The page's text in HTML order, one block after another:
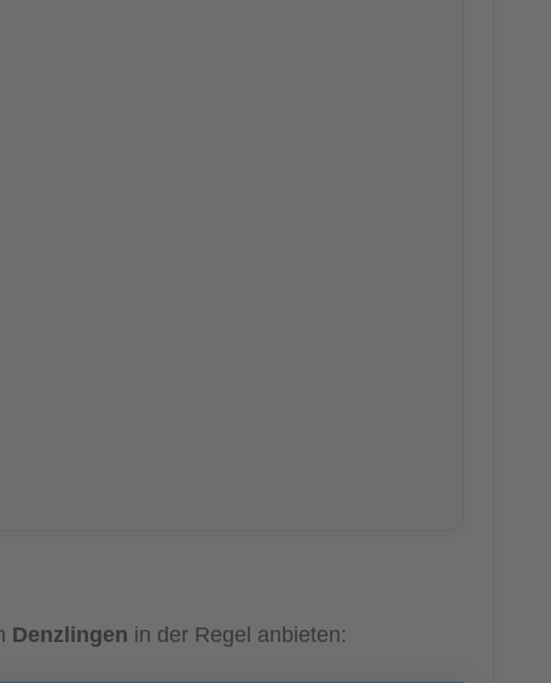
Denzlingen in der Regel anbieten: